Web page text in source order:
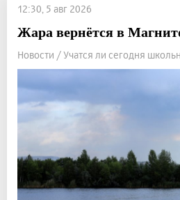
12:30, 5 авг 2026
Жара вернётся в
Новости / Учатся ли сегодня